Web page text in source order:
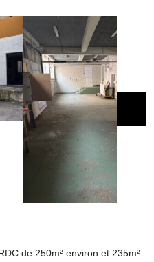
de 250m² environ et 235m²